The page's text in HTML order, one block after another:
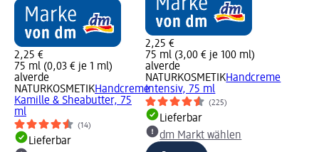
2,25 €
75 ml (0,03 € je 1 ml)
alverde
NATURKOSMETIKHandcreme
Kamille & Sheabutter, 75
ml
(14)
Lieferbar
2,25 €
75 ml (3,00 € je 100 ml)
alverde
NATURKOSMETIKHandcreme
Intensiv, 75 ml
(225)
Lieferbar
dm Markt wählen